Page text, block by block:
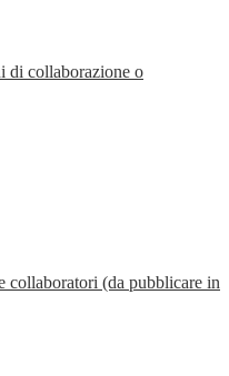
di collaborazione o
collaboratori (da pubblicare in